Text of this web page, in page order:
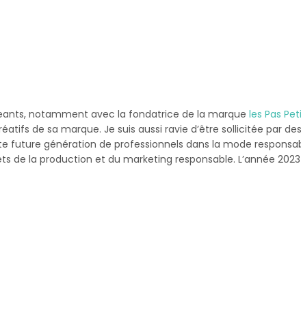
notamment avec la fondatrice de la marqueles Pas
de sa marque. Je suis aussi ravie d’être sollicitée par
future génération de professionnels dans la mode
la production et du marketing responsable. L’année